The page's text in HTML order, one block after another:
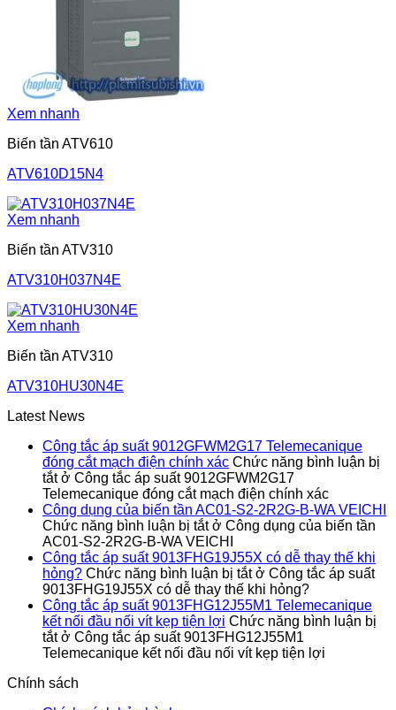
Xem nhanh
Biến tần ATV610
ATV610D15N4
Xem nhanh
Biến tần ATV310
ATV310H037N4E
Xem nhanh
Biến tần ATV310
ATV310HU30N4E
Latest News
Công tắc áp suất 9012GFWM2G17 Telemecanique
đóng cắt mạch điện chính xác Chức năng bình luận bị
tắtở Công tắc áp suất 9012GFWM2G17
Telemecanique đóng cắt mạch điện chính xác
Công dụng của biến tần AC01-S2-2R2G-B-WA VEICHI
Chức năng bình luận bị tắtở Công dụng của biến tần
AC01-S2-2R2G-B-WA VEICHI
Công tắc áp suất 9013FHG19J55X có dễ thay thế khi
hỏng? Chức năng bình luận bị tắtở Công tắc áp suất
9013FHG19J55X có dễ thay thế khi hỏng?
Công tắc áp suất 9013FHG12J55M1 Telemecanique
kết nối đầu nối vít kẹp tiện lợi Chức năng bình luận bị
tắtở Công tắc áp suất 9013FHG12J55M1
Telemecanique kết nối đầu nối vít kẹp tiện lợi
Chính sách